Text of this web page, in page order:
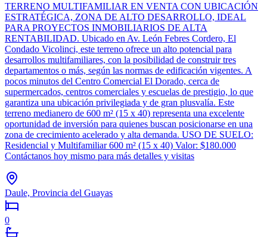
TERRENO MULTIFAMILIAR EN VENTA CON UBICACIÓN
ESTRATÉGICA, ZONA DE ALTO DESARROLLO, IDEAL
PARA PROYECTOS INMOBILIARIOS DE ALTA
RENTABILIDAD. Ubicado en Av. León Febres Cordero, El
Condado Vicolinci, este terreno ofrece un alto potencial para
desarrollos multifamiliares, con la posibilidad de construir tres
departamentos o más, según las normas de edificación vigentes. A
pocos minutos del Centro Comercial El Dorado, cerca de
supermercados, centros comerciales y escuelas de prestigio, lo que
garantiza una ubicación privilegiada y de gran plusvalía. Este
terreno medianero de 600 m² (15 x 40) representa una excelente
oportunidad de inversión para quienes buscan posicionarse en una
zona de crecimiento acelerado y alta demanda. USO DE SUELO:
Residencial y Multifamiliar 600 m² (15 x 40) Valor: $180.000
Contáctanos hoy mismo para más detalles y visitas
Daule, Provincia del Guayas
0